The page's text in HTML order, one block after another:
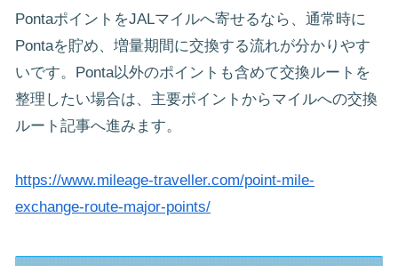
PontaポイントをJALマイルへ寄せるなら、通常時に
Pontaを貯め、増量期間に交換する流れが分かりやす
いです。Ponta以外のポイントも含めて交換ルートを
整理したい場合は、主要ポイントからマイルへの交換
ルート記事へ進みます。
https://www.mileage-traveller.com/point-mile-
exchange-route-major-points/